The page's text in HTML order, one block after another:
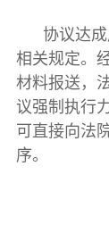
协议达
相关规定。
材料报送，
议强制执行
可直接向法
序。